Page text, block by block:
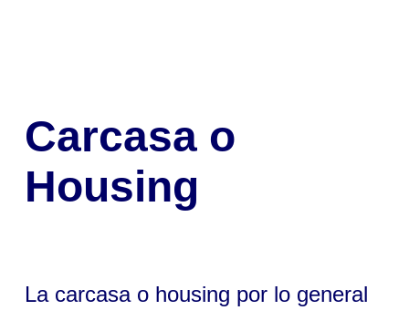
Carcasa o
Housing
La carcasa o housing por lo general